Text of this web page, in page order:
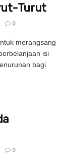
Turut
0
merangsang
isi
bagi
0